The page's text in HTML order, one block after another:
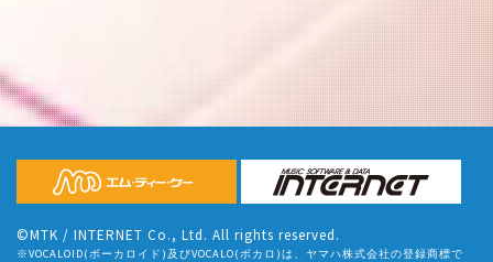
©MTK / INTERNET Co., Ltd. All rights reserved.
※VOCALOID(ボーカロイド)及びVOCALO(ボカロ)は、ヤマハ株式会社の登録商標で